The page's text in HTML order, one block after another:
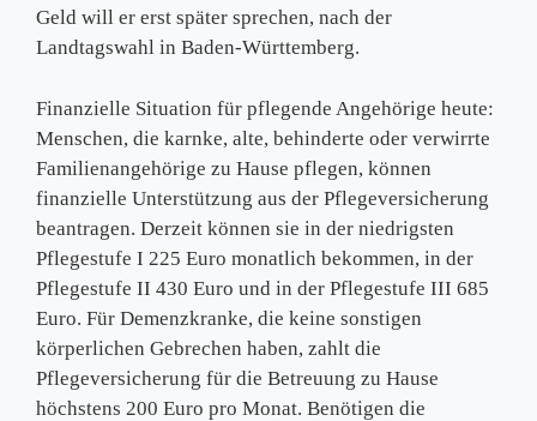
Geld will er erst später sprechen, nach der
Landtagswahl in Baden-Württemberg.
Finanzielle Situation für pflegende Angehörige heute:
Menschen, die karnke, alte, behinderte oder verwirrte
Familienangehörige zu Hause pflegen, können
finanzielle Unterstützung aus der Pflegeversicherung
beantragen. Derzeit können sie in der niedrigsten
Pflegestufe I 225 Euro monatlich bekommen, in der
Pflegestufe II 430 Euro und in der Pflegestufe III 685
Euro. Für Demenzkranke, die keine sonstigen
körperlichen Gebrechen haben, zahlt die
Pflegeversicherung für die Betreuung zu Hause
höchstens 200 Euro pro Monat. Benötigen die